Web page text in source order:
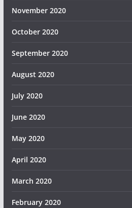
November 2020
October 2020
September 2020
August 2020
July 2020
June 2020
May 2020
April 2020
March 2020
February 2020